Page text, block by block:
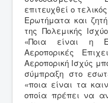
επιτευχθεί ο
Ερωτήματα και
της Πολεμικής
«Ποια είναι η
Αεροπορικές
Αεροπορική Ισχύς
σύμπραξη στο
«ποια είναι τα
οποία πρέπει να